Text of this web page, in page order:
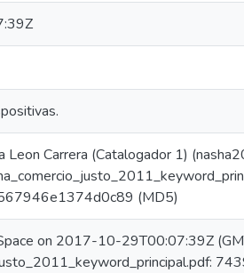
Leon Carrera (Catalogador 1)
(MD5)
on 2017-10-29T00:07:39Z